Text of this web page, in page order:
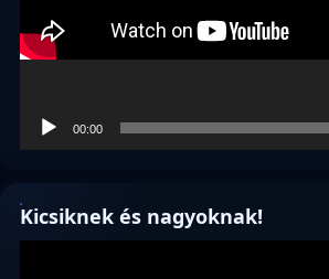
00:00
Kicsiknek és nagyoknak!